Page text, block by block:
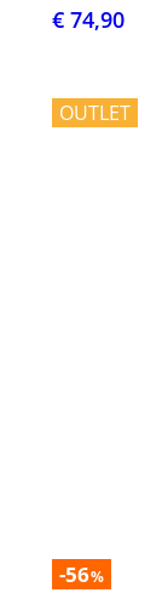
€ 74,90
OUTLET
-56%